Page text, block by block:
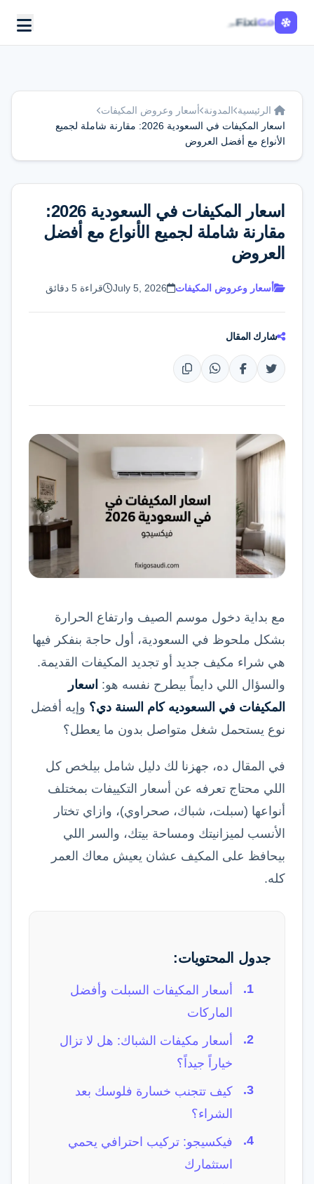
FixiGo
اطلب الخدمة
الرئيسية المدونة أسعار وعروض المكيفات
اسعار المكيفات في السعودية 2026: مقارنة شاملة لجميع
الأنواع مع أفضل العروض
اسعار المكيفات في السعودية 2026:
مقارنة شاملة لجميع الأنواع مع أفضل
العروض
أسعار وعروض المكيفات July 5, 2026 قراءة 5 دقائق
شارك المقال
مع بداية دخول موسم الصيف وارتفاع الحرارة
بشكل ملحوظ في السعودية، أول حاجة بنفكر فيها
هي شراء مكيف جديد أو تجديد المكيفات القديمة.
والسؤال اللي دايماً بيطرح نفسه هو: اسعار
المكيفات في السعوديه كام السنة دي؟ وإيه أفضل
نوع يستحمل شغل متواصل بدون ما يعطل؟
في المقال ده، جهزنا لك دليل شامل بيلخص كل
اللي محتاج تعرفه عن أسعار التكييفات بمختلف
أنواعها (سبلت، شباك، صحراوي)، وازاي تختار
الأنسب لميزانيتك ومساحة بيتك، والسر اللي
بيحافظ على المكيف عشان يعيش معاك العمر
كله.
جدول المحتويات:
أسعار المكيفات السبلت وأفضل
الماركات
أسعار مكيفات الشباك: هل لا تزال
خياراً جيداً؟
كيف تتجنب خسارة فلوسك بعد
الشراء؟
فيكسيجو: تركيب احترافي يحمي
استثمارك